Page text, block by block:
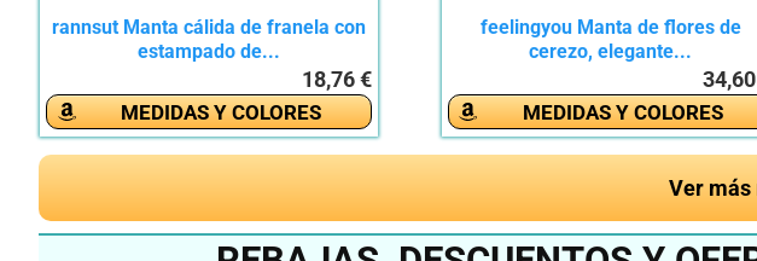
rannsut Manta cálida de franela con
estampado de...
18,76 €
MEDIDAS Y COLORES
feelingyou Manta de flores de
cerezo, elegante...
MEDIDAS Y COLORES
Ver más